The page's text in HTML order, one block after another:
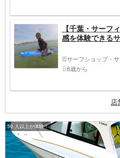
【千葉・サーフ
感を体験できる
サーフショップ・
6歳から
50 人以上が体験！